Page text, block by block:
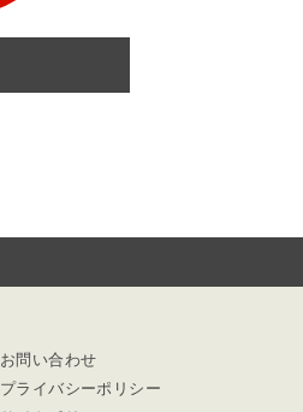
お問い合わせ
プライバシーポリシー